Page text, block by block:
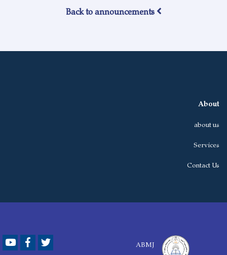
Back to announcements
About
about us
Services
Contact Us
ABMJ
Youtube Facebook